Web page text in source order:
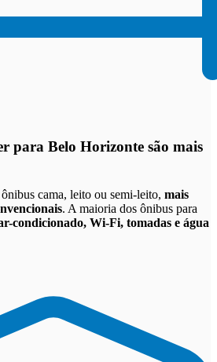
para Belo Horizonte são mais
cama, leito ou semi-leito, mais
. A maioria dos ônibus para
condicionado, Wi-Fi, tomadas e água